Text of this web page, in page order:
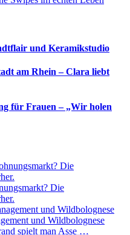
und Keramikstudio
am Rhein – Clara liebt
für Frauen – „Wir holen
Die
und Wildbolognese